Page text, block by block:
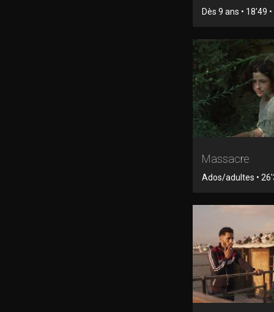
Dès 9 ans • 18'49
Massacre
Ados/adultes •